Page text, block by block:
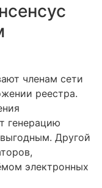
членам сети
реестра.
генерацию
Другой
электронных